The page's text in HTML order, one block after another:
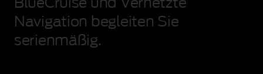
beleuchteten
BlueCruise und Vernetzte
Navigation begleiten Sie
serienmäßig.